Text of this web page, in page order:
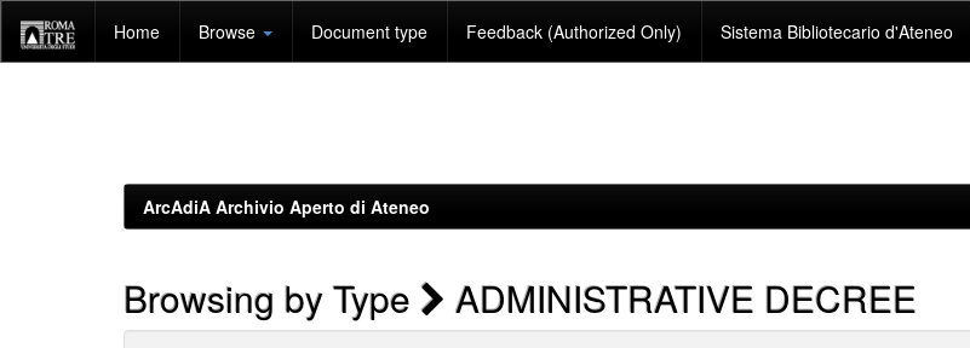
navigation
Home Browse Document type Feedback (Authorized Only) Sistema Bibliotecario d'Ateneo
ArcAdiA Archivio Aperto di Ateneo
Browsing by Type ADMINISTRATIVE DECREE